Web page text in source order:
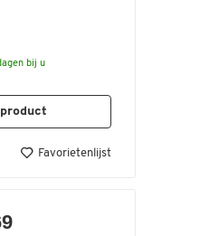
bij u
Favorietenlijst